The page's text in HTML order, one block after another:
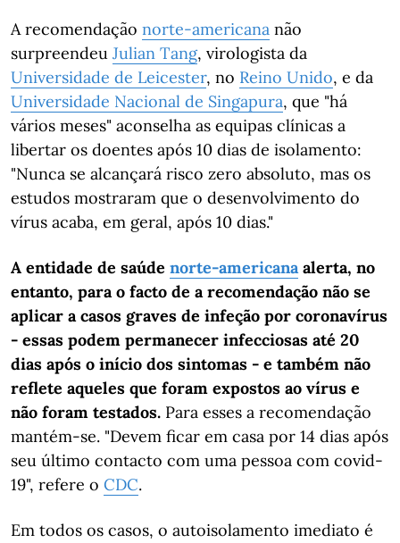
A recomendação norte-americana não
surpreendeu Julian Tang, virologista da
Universidade de Leicester, no Reino Unido, e da
Universidade Nacional de Singapura, que "há
vários meses" aconselha as equipas clínicas a
libertar os doentes após 10 dias de isolamento:
"Nunca se alcançará risco zero absoluto, mas os
estudos mostraram que o desenvolvimento do
vírus acaba, em geral, após 10 dias."
A entidade de saúde norte-americanaalerta, no
entanto, para o facto de a recomendação não se
aplicar a casos graves de infeção por coronavírus
- essas podem permanecer infecciosas até 20
dias após o início dos sintomas - e também não
reflete aqueles que foram expostos ao vírus e
não foram testados. Para esses a recomendação
mantém-se. "Devem ficar em casa por 14 dias após
seu último contacto com uma pessoa com covid-
19", refere o CDC.
Em todos os casos, o autoisolamento imediato é